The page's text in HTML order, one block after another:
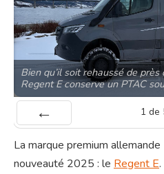
Bien qu’il soit rehaussé de
Regent E conserve un PTAC
1 de
La marque premium
nouveauté 2025 : le Regent E